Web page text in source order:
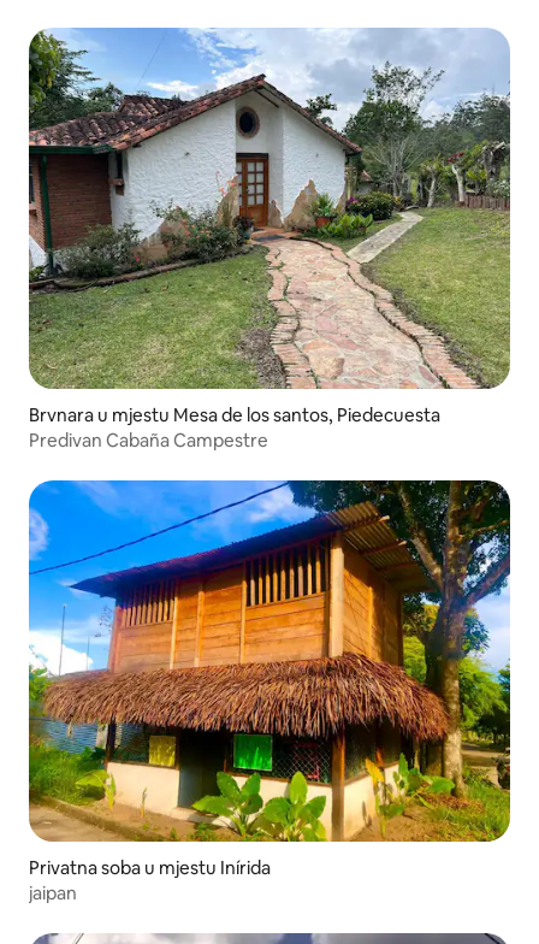
Brvnara u mjestu Mesa de los santos, Piedecuesta
Predivan Cabaña Campestre
Privatna soba u mjestu Inírida
jaipan